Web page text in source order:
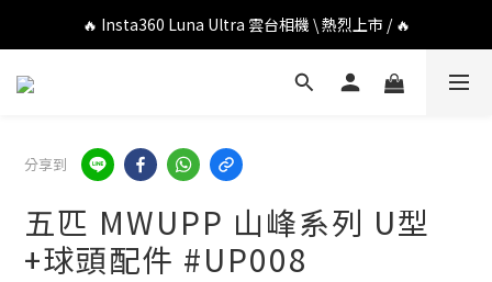
🔥 DJI OSMO POCKET 4P 口袋相機 \ 熱烈上市 / 🔥
🔥 Insta360 Luna Ultra 雲台相機 \ 熱烈上市 / 🔥
🔥 Insta360 GO Ultra Hello Kitty 聯名限定套裝 \ 時尚上市 / 🔥
分享到
五匹 MWUPP 山峰系列 U型
+球頭配件 #UP008